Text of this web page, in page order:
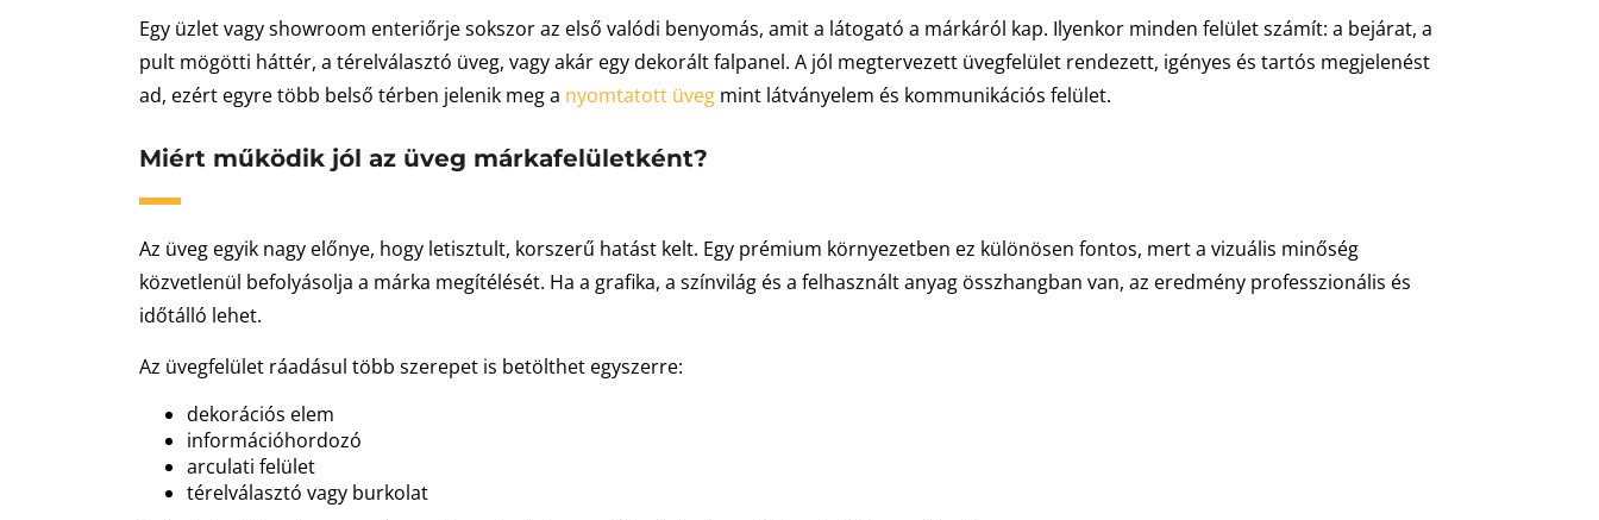
Egy üzlet vagy showroom enteriőrje sokszor az első valódi benyomás, amit a látogató a márkáról kap. Ilyenkor minden felület számít: a bejárat, a
pult mögötti háttér, a térelválasztó üveg, vagy akár egy dekorált falpanel. A jól megtervezett üvegfelület rendezett, igényes és tartós megjelenést
ad, ezért egyre több belső térben jelenik meg a nyomtatott üveg mint látványelem és kommunikációs felület.
Miért működik jól az üveg márkafelületként?
Az üveg egyik nagy előnye, hogy letisztult, korszerű hatást kelt. Egy prémium környezetben ez különösen fontos, mert a vizuális minőség
közvetlenül befolyásolja a márka megítélését. Ha a grafika, a színvilág és a felhasznált anyag összhangban van, az eredmény professzionális és
időtálló lehet.
Az üvegfelület ráadásul több szerepet is betölthet egyszerre:
dekorációs elem
információhordozó
arculati felület
térelválasztó vagy burkolat